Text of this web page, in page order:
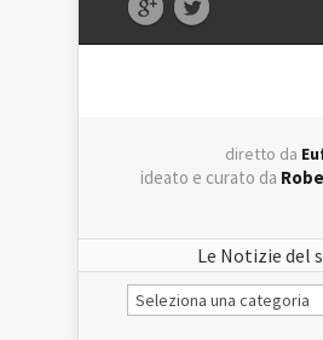
diretto da
ideato e curato da
Le Notizie del
Le
Notizie